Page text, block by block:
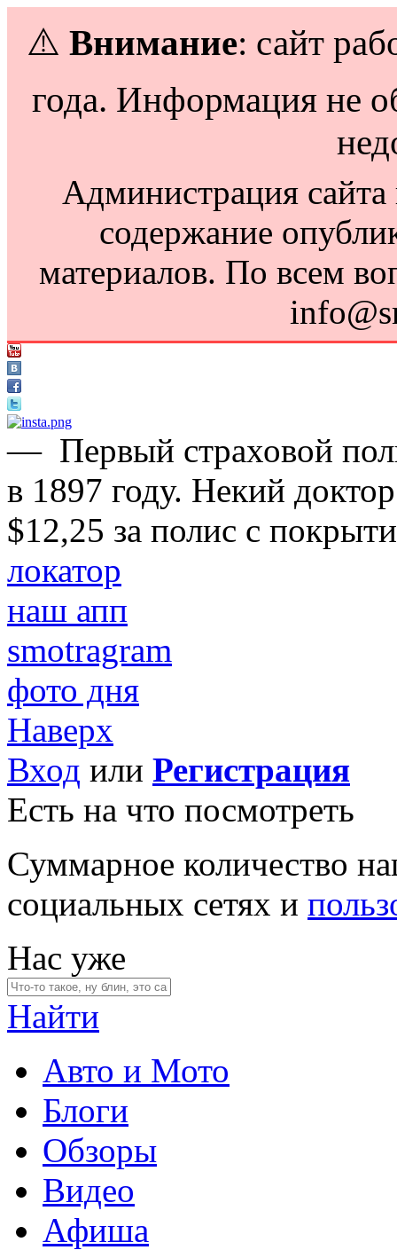
⚠️ Внимание: сайт
года. Информация не
Администрация сайта
содержание
материалов. По всем
— Первый страховой
в 1897 году. Некий
$12,25 за полис с
локатор
наш апп
smotragram
фото дня
Наверх
Вход или Регистрация
Есть на что посмотреть
Суммарное количество
социальных сетях и
Нас уже
Найти
Авто и Мото
Блоги
Обзоры
Видео
Афиша